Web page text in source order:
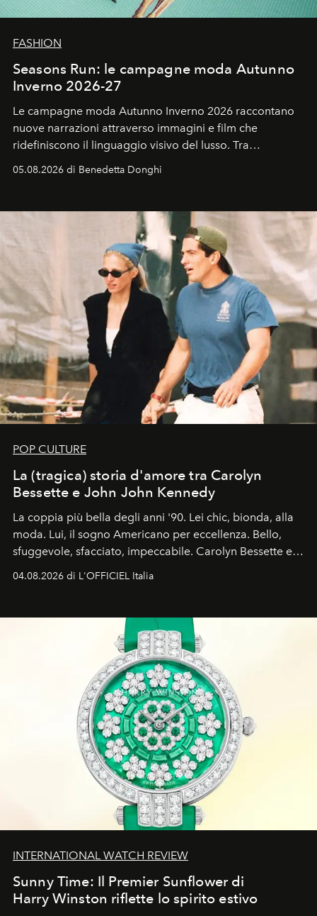
FASHION
Seasons Run: le campagne moda Autunno
Inverno 2026-27
Le campagne moda Autunno Inverno 2026 raccontano
nuove narrazioni attraverso immagini e film che
ridefiniscono il linguaggio visivo del lusso. Tra
protagonisti del cinema, volti della cultura
contemporanea e storytelling d'autore, le maison
di esprimere identità, visione e desiderio.
05.08.2026 di Benedetta Donghi
POP CULTURE
La (tragica) storia d'amore tra Carolyn
Bessette e John John Kennedy
La coppia più bella degli anni '90. Lei chic, bionda, alla
moda. Lui, il sogno Americano per eccellenza. Bello,
sfuggevole, sfacciato, impeccabile. Carolyn Bessette e
John John Kennedy sono i protagonisti della storia
04.08.2026 di L'OFFICIEL Italia
INTERNATIONAL WATCH REVIEW
Sunny Time: Il Premier Sunflower di
Harry Winston riflette lo spirito estivo